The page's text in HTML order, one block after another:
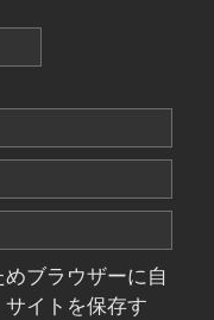
ブラウザーに自
イトを保存す